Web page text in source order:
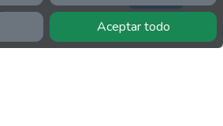
Aceptar todo